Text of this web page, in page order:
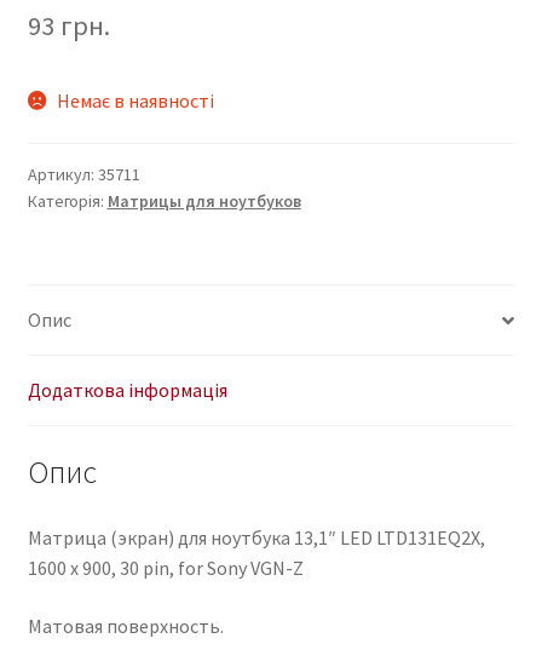
93 грн.
Немає в наявності
Артикул: 35711
Категорія: Матрицы для ноутбуков
Опис
Додаткова інформація
Опис
Матрица (экран) для ноутбука 13,1″ LED LTD131EQ2X,
1600 x 900, 30 pin, for Sony VGN-Z
Матовая поверхность.